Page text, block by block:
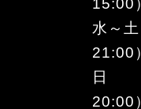
15:00
水～
21:00
日
20:00